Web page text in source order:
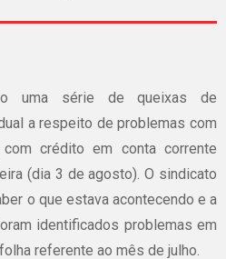
uma série de queixas de
a respeito de problemas com
crédito em conta corrente
(dia 3 de agosto). O sindicato
o que estava acontecendo e a
identificados problemas em
referente ao mês de julho.